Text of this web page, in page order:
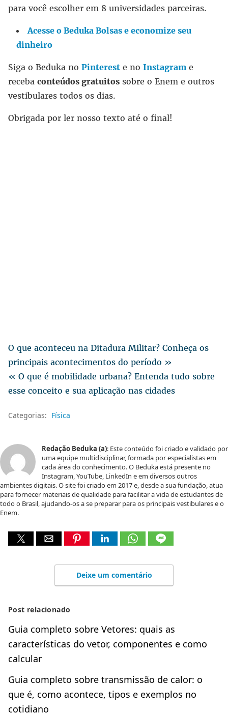
para você escolher em 8 universidades parceiras.
Acesse o Beduka Bolsas e economize seu
dinheiro
Siga o Beduka no Pinterest e no Instagram e
receba conteúdos gratuitos sobre o Enem e outros
vestibulares todos os dias.
Obrigada por ler nosso texto até o final!
O que aconteceu na Ditadura Militar? Conheça os
principais acontecimentos do período »
« O que é mobilidade urbana? Entenda tudo sobre
esse conceito e sua aplicação nas cidades
Categorias: Física
Redação Beduka (a): Este conteúdo foi criado e validado por
uma equipe multidisciplinar, formada por especialistas em
cada área do conhecimento. O Beduka está presente no
Instagram, YouTube, LinkedIn e em diversos outros
ambientes digitais. O site foi criado em 2017 e, desde a sua fundação, atua
para fornecer materiais de qualidade para facilitar a vida de estudantes de
todo o Brasil, ajudando-os a se preparar para os principais vestibulares e o
Enem.
Deixe um comentário
Post relacionado
Guia completo sobre Vetores: quais as
características do vetor, componentes e como
calcular
Guia completo sobre transmissão de calor: o
que é, como acontece, tipos e exemplos no
cotidiano